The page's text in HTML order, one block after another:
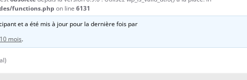
functions.php on line 6131
et a été mis à jour pour la dernière fois par
mois.